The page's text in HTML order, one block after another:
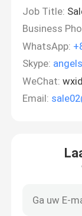
Job Title:
Business
WhatsApp:
Skype:
WeChat:
Email: